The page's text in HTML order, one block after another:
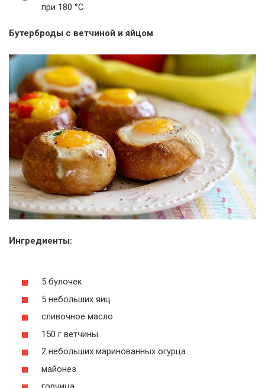
при 180 °С.
Бутерброды с ветчиной и яйцом
Ингредиенты:
5 булочек
5 небольших яиц
сливочное масло
150 г ветчины
2 небольших маринованных огурца
майонез